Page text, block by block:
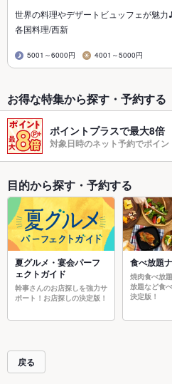
世界の料理やデザートビュッフェが魅力
各国料理/西新
5001～6000円 4001～5000円
お得な特集から探す・予約する
ポイントプラスで最大8倍
対象日時のネット予約でポイ
目的から探す・予約する
夏グルメ・宴会パーフ
ェクトガイド
幹事さんのお店探しを強力サ
ポート！お店探しの決定版！
食べ放題
焼肉食べ放
放題など食
決定版！
戻る